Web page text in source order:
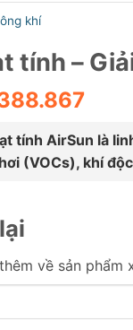
khí
tính –
tính AirSun là
(VOCs), khí
về sản